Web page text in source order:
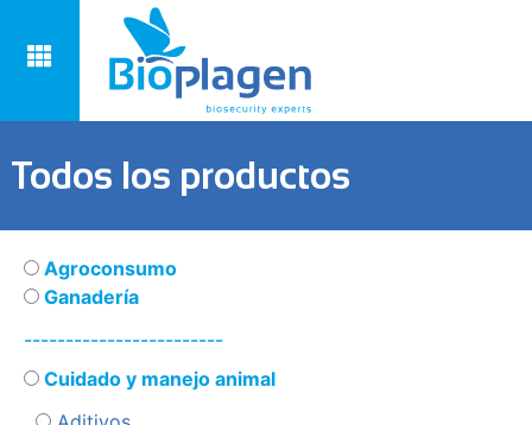
Todos los productos
Agroconsumo
Ganadería
------------------------
Cuidado y manejo animal